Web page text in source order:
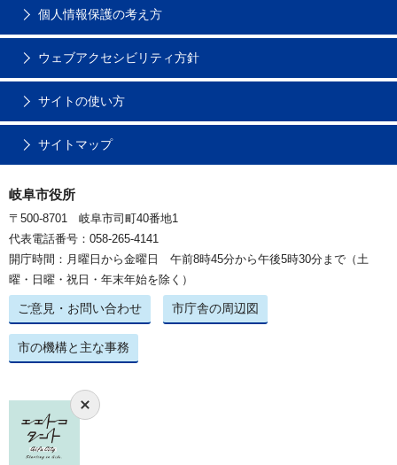
個人情報保護の考え方
ウェブアクセシビリティ方針
サイトの使い方
サイトマップ
岐阜市役所
〒500-8701 岐阜市司町40番地1
代表電話番号：058-265-4141
開庁時間：月曜日から金曜日 午前8時45分から午後5時30分まで（土
曜・日曜・祝日・年末年始を除く）
ご意見・お問い合わせ 市庁舎の周辺図
市の機構と主な事務